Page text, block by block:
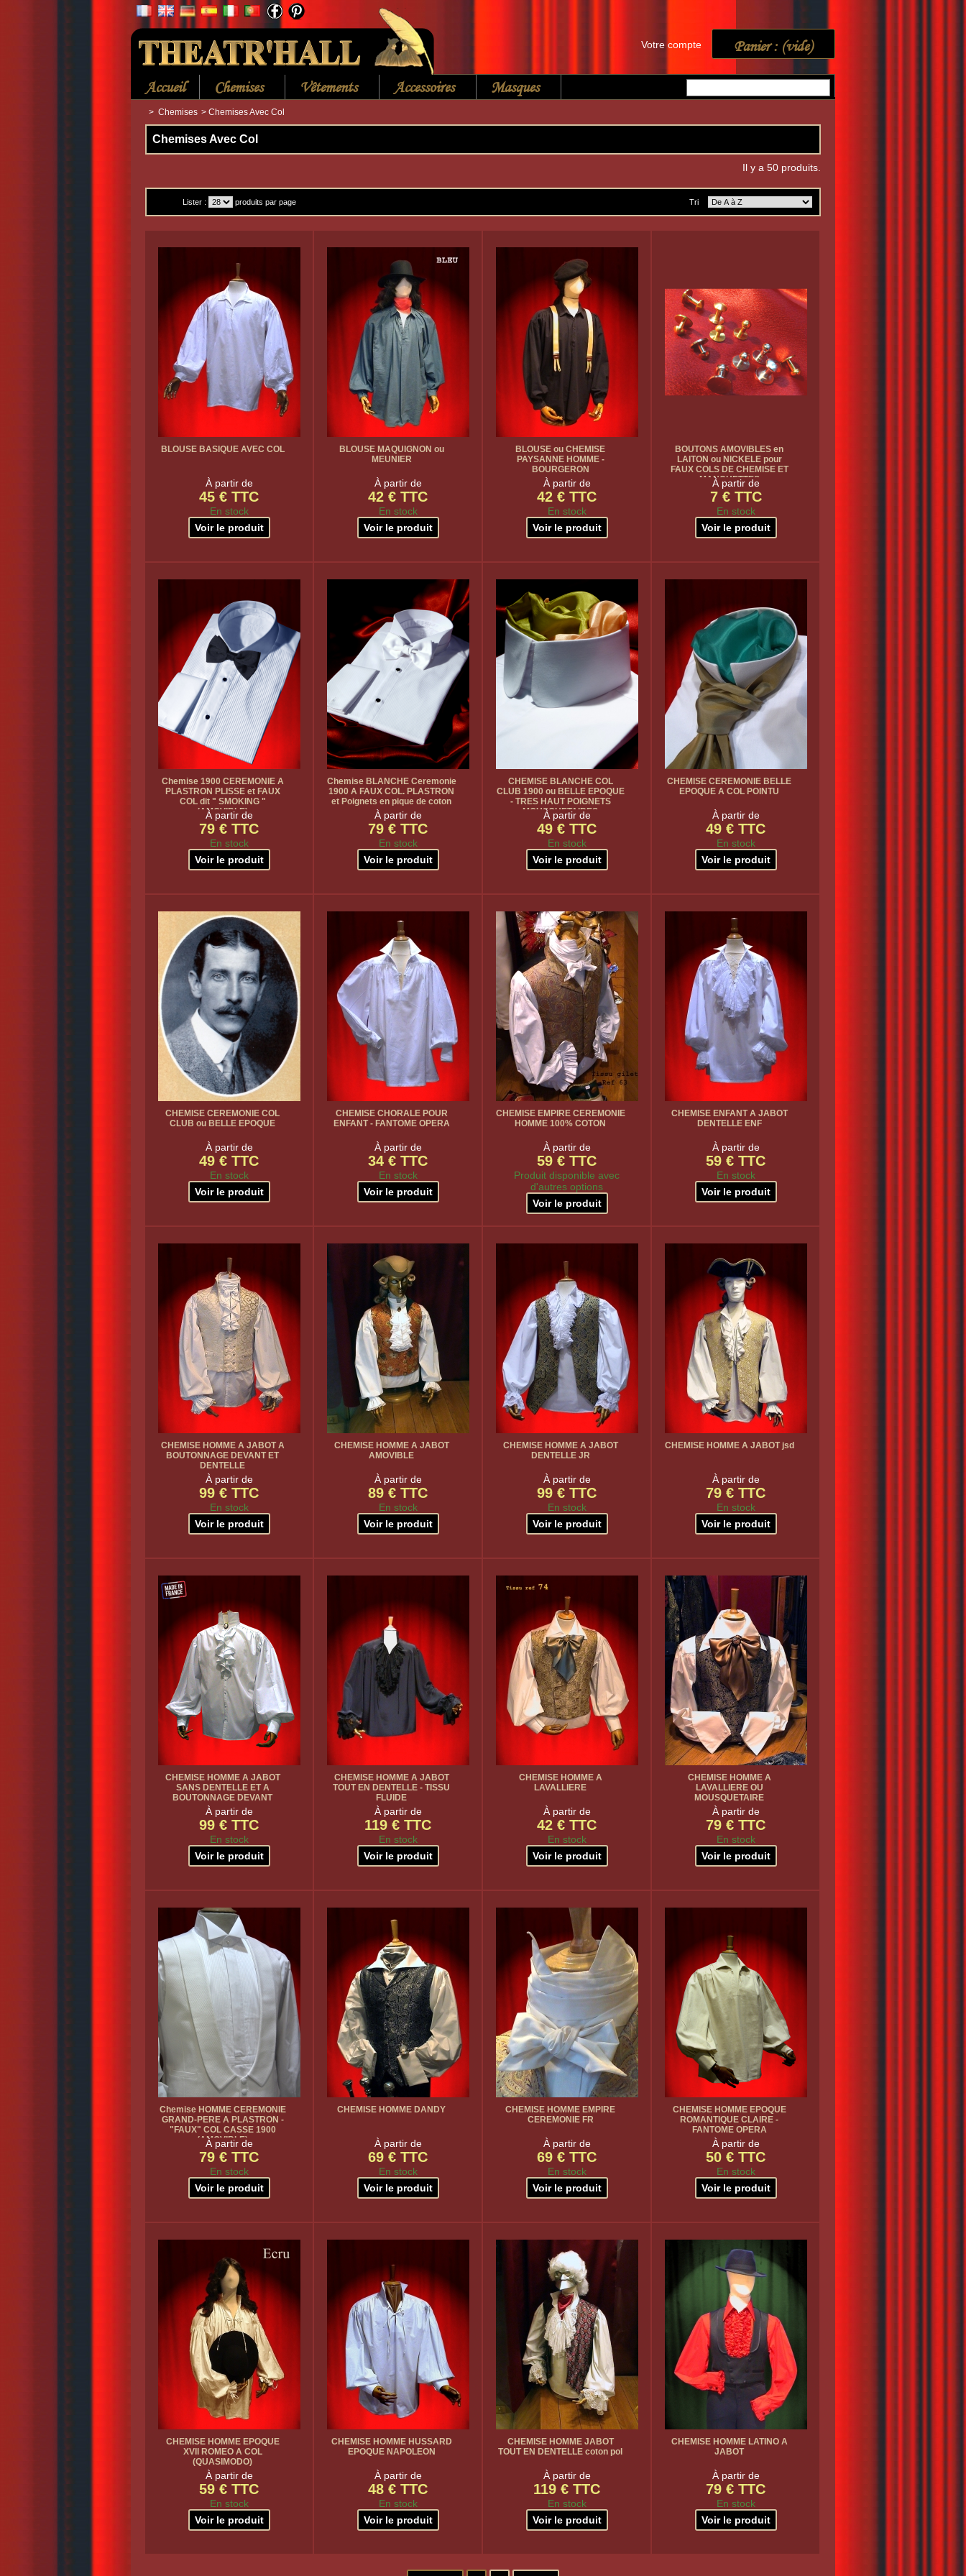
Panier : (vide)
Votre compte
Accueil Chemises Vêtements Accessoires Masques
> Chemises > Chemises Avec Col
Chemises Avec Col
Il y a 50 produits.
Tri
Lister : produits par page
BLOUSE BASIQUE AVEC COL
À partir de
45 € TTC
En stock
Voir le produit
BLOUSE MAQUIGNON ou
MEUNIER
À partir de
42 € TTC
En stock
Voir le produit
BLOUSE ou CHEMISE
PAYSANNE HOMME -
BOURGERON
À partir de
42 € TTC
En stock
Voir le produit
BOUTONS AMOVIBLES en
LAITON ou NICKELE pour
FAUX COLS DE CHEMISE ET
MANCHETTES
À partir de
7 € TTC
En stock
Voir le produit
Chemise 1900 CEREMONIE A
PLASTRON PLISSE et FAUX
COL dit " SMOKING "
(AMOVIBLE)
À partir de
79 € TTC
En stock
Voir le produit
Chemise BLANCHE Ceremonie
1900 A FAUX COL. PLASTRON
et Poignets en pique de coton
À partir de
79 € TTC
En stock
Voir le produit
CHEMISE BLANCHE COL
CLUB 1900 ou BELLE EPOQUE
- TRES HAUT POIGNETS
MOUSQUETAIRES
À partir de
49 € TTC
En stock
Voir le produit
CHEMISE CEREMONIE BELLE
EPOQUE A COL POINTU
À partir de
49 € TTC
En stock
Voir le produit
CHEMISE CEREMONIE COL
CLUB ou BELLE EPOQUE
À partir de
49 € TTC
En stock
Voir le produit
CHEMISE CHORALE POUR
ENFANT - FANTOME OPERA
À partir de
34 € TTC
En stock
Voir le produit
CHEMISE EMPIRE CEREMONIE
HOMME 100% COTON
À partir de
59 € TTC
Produit disponible avec
d'autres options
Voir le produit
CHEMISE ENFANT A JABOT
DENTELLE ENF
À partir de
59 € TTC
En stock
Voir le produit
CHEMISE HOMME A JABOT A
BOUTONNAGE DEVANT ET
DENTELLE
À partir de
99 € TTC
En stock
Voir le produit
CHEMISE HOMME A JABOT
AMOVIBLE
À partir de
89 € TTC
En stock
Voir le produit
CHEMISE HOMME A JABOT
DENTELLE JR
À partir de
99 € TTC
En stock
Voir le produit
CHEMISE HOMME A JABOT jsd
À partir de
79 € TTC
En stock
Voir le produit
CHEMISE HOMME A JABOT
SANS DENTELLE ET A
BOUTONNAGE DEVANT
À partir de
99 € TTC
En stock
Voir le produit
CHEMISE HOMME A JABOT
TOUT EN DENTELLE - TISSU
FLUIDE
À partir de
119 € TTC
En stock
Voir le produit
CHEMISE HOMME A
LAVALLIERE
À partir de
42 € TTC
En stock
Voir le produit
CHEMISE HOMME A
LAVALLIERE OU
MOUSQUETAIRE
À partir de
79 € TTC
En stock
Voir le produit
Chemise HOMME CEREMONIE
GRAND-PERE A PLASTRON -
"FAUX" COL CASSE 1900
(AMOVIBLE)
À partir de
79 € TTC
En stock
Voir le produit
CHEMISE HOMME DANDY
À partir de
69 € TTC
En stock
Voir le produit
CHEMISE HOMME EMPIRE
CEREMONIE FR
À partir de
69 € TTC
En stock
Voir le produit
CHEMISE HOMME EPOQUE
ROMANTIQUE CLAIRE -
FANTOME OPERA
À partir de
50 € TTC
En stock
Voir le produit
CHEMISE HOMME EPOQUE
XVII ROMEO A COL
(QUASIMODO)
À partir de
59 € TTC
En stock
Voir le produit
CHEMISE HOMME HUSSARD
EPOQUE NAPOLEON
À partir de
48 € TTC
En stock
Voir le produit
CHEMISE HOMME JABOT
TOUT EN DENTELLE coton pol
À partir de
119 € TTC
En stock
Voir le produit
CHEMISE HOMME LATINO A
JABOT
À partir de
79 € TTC
En stock
Voir le produit